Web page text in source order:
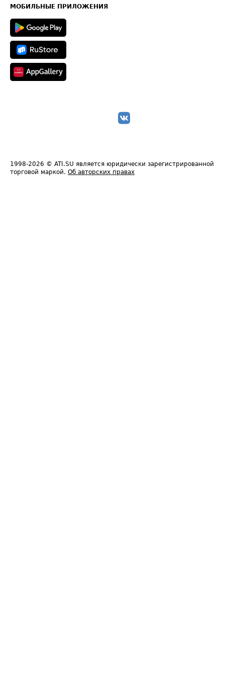
Техническая информация
МОБИЛЬНЫЕ ПРИЛОЖЕНИЯ
1998-2026 © ATI.SU является юридически зарегистрированной
торговой маркой. Об авторских правах